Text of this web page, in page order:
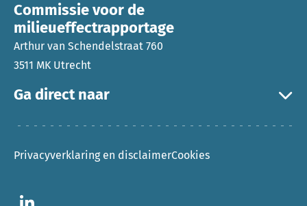
Ga direct naar
Commissie voor de
milieueffectrapportage
Arthur van Schendelstraat 760
3511 MK Utrecht
Privacyverklaring en disclaimerCookies